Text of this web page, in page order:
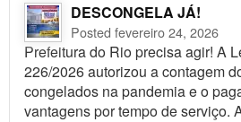
DESCONGELA JÁ!
Posted fevereiro 24, 2026
Prefeitura do Rio precisa agir! A
226/2026 autorizou a contagem
congelados na pandemia e o
vantagens por tempo de serviço.